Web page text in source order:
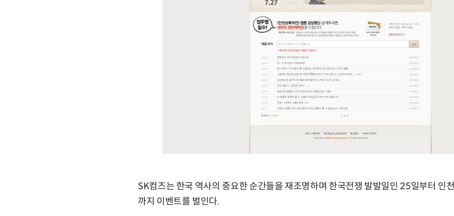
SK컴즈는 한국 역사의 중요한 순간들을 재조명하며 한국전쟁 발발일인 25일부터 인
까지 이벤트를 벌인다.